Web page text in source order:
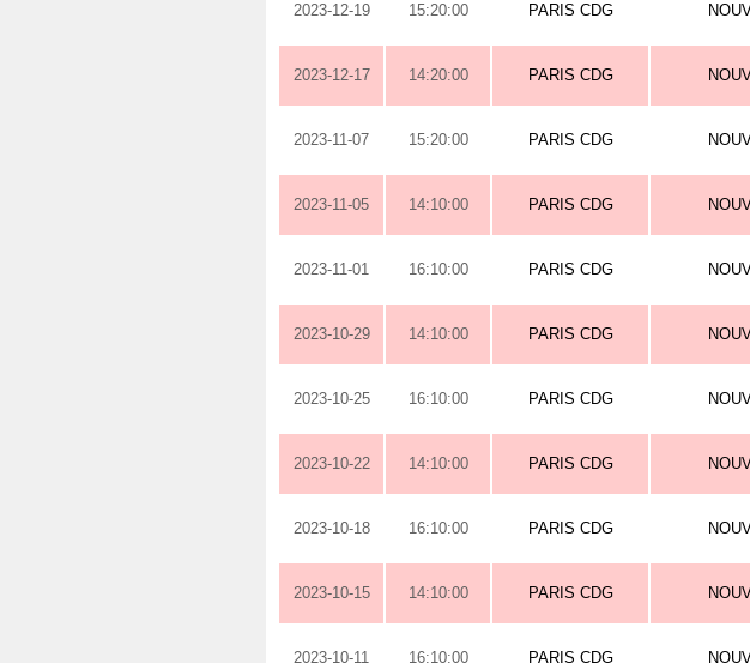
2023-12-19 15:20:00 PARIS CDG
2023-12-17 14:20:00 PARIS CDG
2023-11-07 15:20:00 PARIS CDG
2023-11-05 14:10:00 PARIS CDG
2023-11-01 16:10:00 PARIS CDG
2023-10-29 14:10:00 PARIS CDG
2023-10-25 16:10:00 PARIS CDG
2023-10-22 14:10:00 PARIS CDG
2023-10-18 16:10:00 PARIS CDG
2023-10-15 14:10:00 PARIS CDG
2023-10-11 16:10:00 PARIS CDG